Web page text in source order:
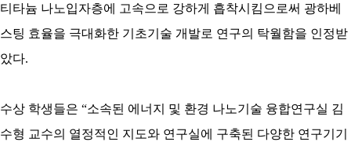
티타늄 나노입자층에 고속으로 강하게 흡착시킴으로써 광하베
스팅 효율을 극대화한 기초기술 개발로 연구의 탁월함을 인정받
았다.
수상 학생들은 “소속된 에너지 및 환경 나노기술 융합연구실 김
수형 교수의 열정적인 지도와 연구실에 구축된 다양한 연구기기